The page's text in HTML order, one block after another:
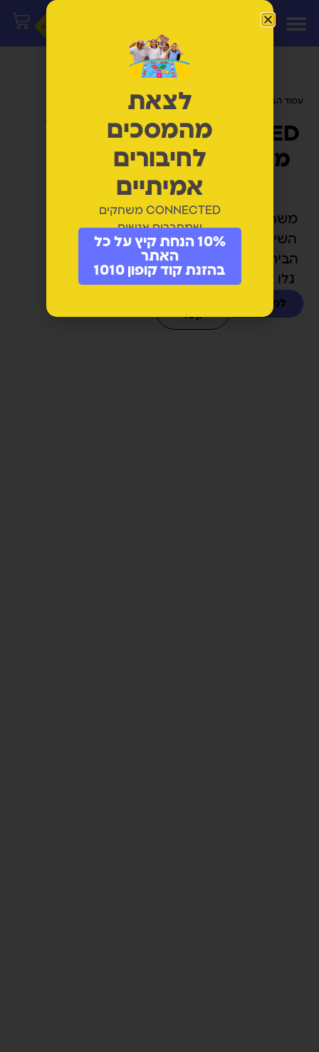
עמוד הבית / מוצרים המתויגים “סרטן”
CONNECTED
משחקי חיבור
וצחוק
משחקים שמחזירים את
השיחה, הצחוק והחיבור
הביתה. לכל גיל משחק -
גלו את המשחק שלכם.
למשחקים
קשר
לצאת
מהמסכים
לחיבורים
אמיתיים
CONNECTED משחקים
שמחברים אנשים
10% הנחת קיץ על כל
האתר
בהזנת קוד קופון 1010